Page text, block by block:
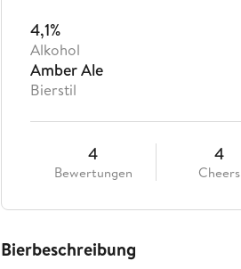
4,1%
Alkohol
Amber Ale
Bierstil
4
Bewertungen
4
Cheers
Bierbeschreibung